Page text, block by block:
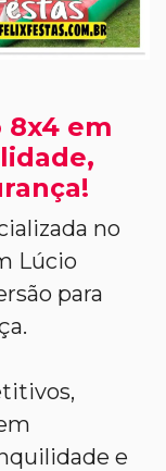
8x4 em
no
Lúcio
para
e